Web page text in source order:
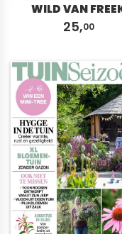
WILD VAN
25,00